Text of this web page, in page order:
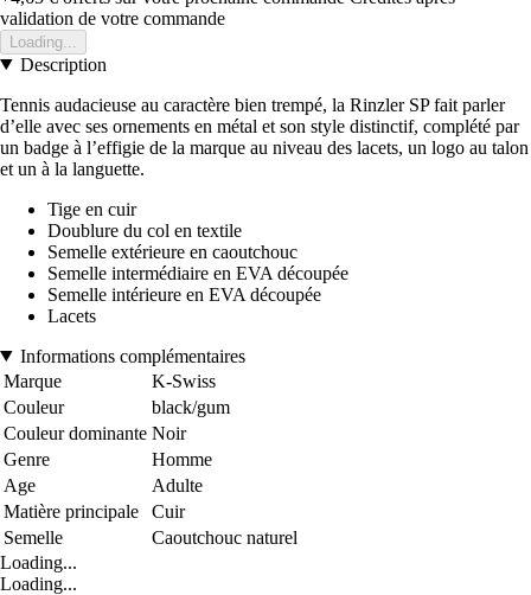
validation de votre commande
Loading...
Description
Tennis audacieuse au caractère bien trempé, la Rinzler SP fait parler
d’elle avec ses ornements en métal et son style distinctif, complété par
un badge à l’effigie de la marque au niveau des lacets, un logo au talon
et un à la languette.
Tige en cuir
Doublure du col en textile
Semelle extérieure en caoutchouc
Semelle intermédiaire en EVA découpée
Semelle intérieure en EVA découpée
Lacets
Informations complémentaires
Marque
K-Swiss
Couleur
black/gum
Couleur dominante Noir
Genre
Homme
Age
Adulte
Matière principale
Cuir
Semelle
Caoutchouc naturel
Loading...
Loading...